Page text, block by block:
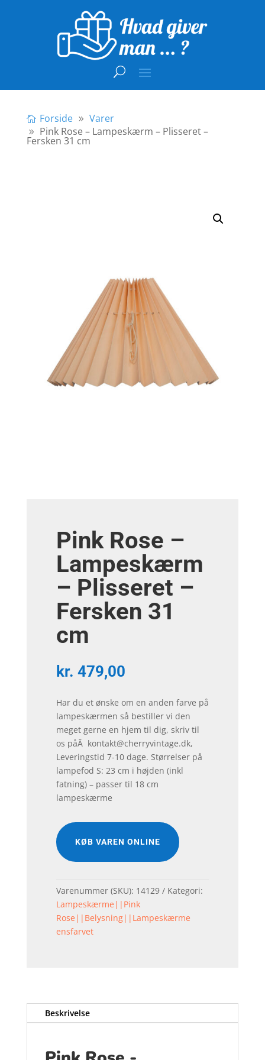
Forside
Varer
Pink Rose – Lampeskærm – Plisseret –
Fersken 31 cm
Pink Rose –
Lampeskærm
– Plisseret –
Fersken 31
cm
kr. 479,00
Har du et ønske om en anden farve på
lampeskærmen så bestiller vi den
meget gerne en hjem til dig, skriv til
os påÂ kontakt@cherryvintage.dk,
Leveringstid 7-10 dage. Størrelser på
lampefod S: 23 cm i højden (inkl
fatning) – passer til 18 cm
lampeskærme
KØB VAREN ONLINE
Varenummer (SKU): 14129
Kategori:
Lampeskærme||Pink
Rose||Belysning||Lampeskærme
ensfarvet
Beskrivelse